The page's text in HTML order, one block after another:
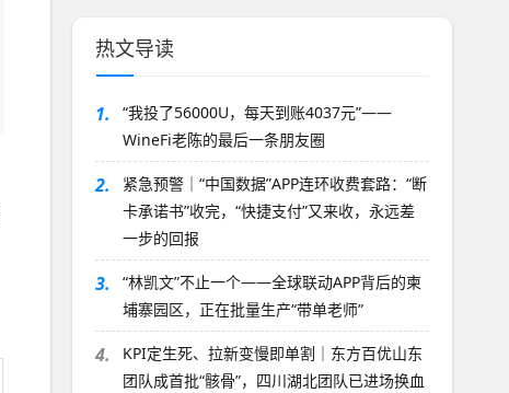
热文导读
1.
“我投了56000U，每天到账4037元”——
WineFi老陈的最后一条朋友圈
2.
紧急预警｜“中国数据”APP连环收费套路：“断
卡承诺书”收完，“快捷支付”又来收，永远差
一步的回报
3.
“林凯文”不止一个——全球联动APP背后的柬
埔寨园区，正在批量生产“带单老师”
4.
KPI定生死、拉新变慢即单割｜东方百优山东
团队成首批“骸骨”，四川湖北团队已进场换血